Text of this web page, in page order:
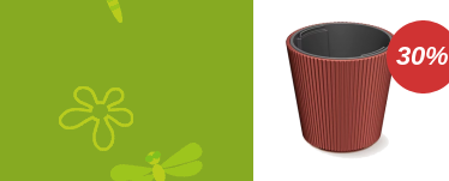
30%